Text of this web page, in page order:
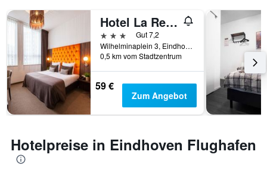
Hotel La Reine
3 Sterne
Gut 7,2
Wilhelminaplein 3, Eindhoven, Nordbrabant, Niederlande
0,5 km vom Stadtzentrum
59 €
Zum Angebot
Hotelpreise in Eindhoven Flughafen